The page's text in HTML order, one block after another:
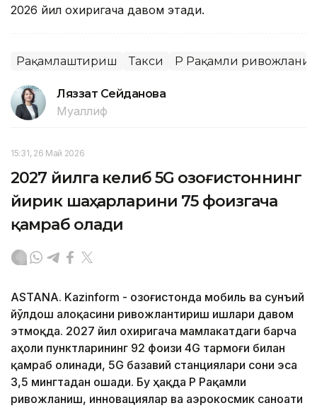
2026 йил охиригача давом этади.
Рақамлаштириш Такси ҚР Рақамли
Ляззат Сейданова
Муаллиф
15:31, 26 Май 2026
2027 йилга келиб 5G Қозоғистоннинг
йирик шаҳарларини 75 фоизгача
қамраб олади
ASTANA. Kazinform - Қозоғистонда мобиль ва сунъий
йўлдош алоқасини ривожлантириш ишлари давом
этмоқда. 2027 йил охиригача мамлакатдаги барча
аҳоли пунктларининг 92 фоизи 4G тармоғи билан
қамраб олинади, 5G базавий станциялари сони эса
3,5 мингтадан ошади. Бу ҳақда ҚР Рақамли
ривожланиш, инновациялар ва аэрокосмик саноати